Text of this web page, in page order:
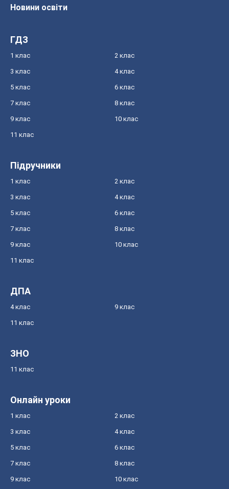
Новини освіти
ГДЗ
1 клас 2 клас
3 клас 4 клас
5 клас 6 клас
7 клас 8 клас
9 клас 10 клас
11 клас
Підручники
1 клас 2 клас
3 клас 4 клас
5 клас 6 клас
7 клас 8 клас
9 клас 10 клас
11 клас
ДПА
4 клас 9 клас
11 клас
ЗНО
11 клас
Онлайн уроки
1 клас 2 клас
3 клас 4 клас
5 клас 6 клас
7 клас 8 клас
9 клас 10 клас